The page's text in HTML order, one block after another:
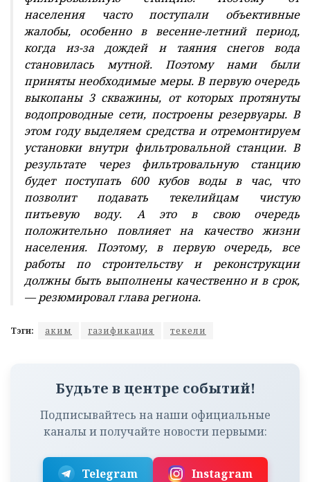
населения часто поступали объективные
жалобы, особенно в весенне-летний период,
когда из-за дождей и таяния снегов вода
становилась мутной. Поэтому нами были
приняты необходимые меры. В первую очередь
выкопаны 3 скважины, от которых протянуты
водопроводные сети, построены резервуары. В
этом году выделяем средства и отремонтируем
установки внутри фильтровальной станции. В
результате через фильтровальную станцию
будет поступать 600 кубов воды в час, что
позволит подавать текелийцам чистую
питьевую воду. А это в свою очередь
положительно повлияет на качество жизни
населения. Поэтому, в первую очередь, все
работы по строительству и реконструкции
должны быть выполнены качественно и в срок,
— резюмировал глава региона.
Тэги: аким газификация текели
Будьте в центре событий!
Подписывайтесь на наши официальные
каналы и получайте новости первыми:
Telegram Instagram